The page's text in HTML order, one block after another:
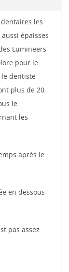
les
épaisses
Lumineers
pour le
dentiste
plus de 20
le
les
après le
en dessous
pas assez